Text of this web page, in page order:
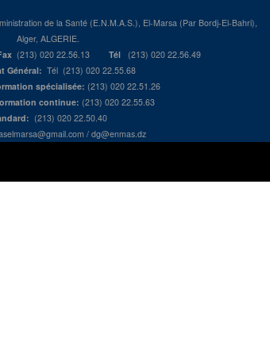
de la Santé (E.N.M.A.S.), El-Marsa (Par Bordj-El-Bahri),
Alger, ALGERIE.
(213) 020 22.56.13 Tél(213) 020 22.56.49
Général: Tél (213) 020 22.55.68
spécialisée: (213) 020 22.51.26
continue: (213) 020 22.55.63
(213) 020 22.50.40
/ dg@enmas.dz